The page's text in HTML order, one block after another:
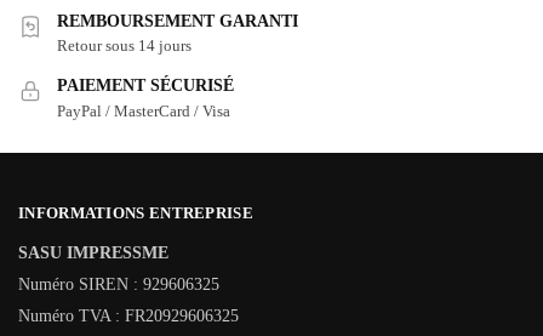
REMBOURSEMENT GARANTI
Retour sous 14 jours
PAIEMENT SÉCURISÉ
PayPal / MasterCard / Visa
INFORMATIONS ENTREPRISE
SASU IMPRESSME
Numéro SIREN : 929606325
Numéro TVA : FR20929606325